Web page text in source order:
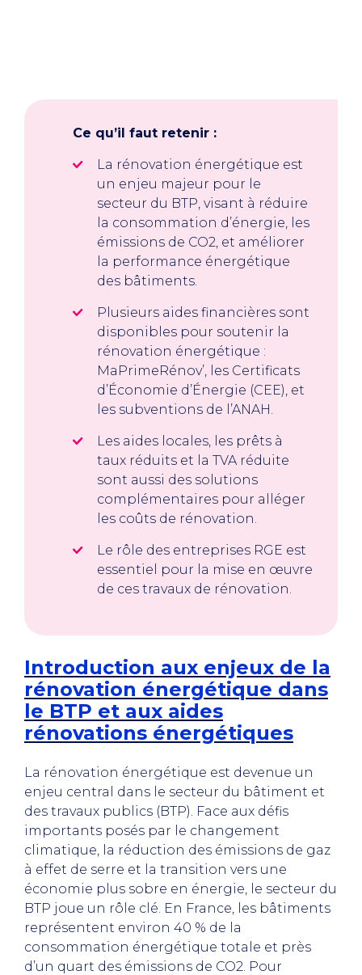
Ce qu’il faut retenir :
La rénovation énergétique est
un enjeu majeur pour le
secteur du BTP, visant à réduire
la consommation d’énergie, les
émissions de CO2, et améliorer
la performance énergétique
des bâtiments.
Plusieurs aides financières sont
disponibles pour soutenir la
rénovation énergétique :
MaPrimeRénov’, les Certificats
d’Économie d’Énergie (CEE), et
les subventions de l’ANAH.
Les aides locales, les prêts à
taux réduits et la TVA réduite
sont aussi des solutions
complémentaires pour alléger
les coûts de rénovation.
Le rôle des entreprises RGE est
essentiel pour la mise en œuvre
de ces travaux de rénovation.
Introduction aux enjeux de la
rénovation énergétique dans
le BTP et aux aides
rénovations énergétiques
La rénovation énergétique est devenue un
enjeu central dans le secteur du bâtiment et
des travaux publics (BTP). Face aux défis
importants posés par le changement
climatique, la réduction des émissions de gaz
à effet de serre et la transition vers une
économie plus sobre en énergie, le secteur du
BTP joue un rôle clé. En France, les bâtiments
représentent environ 40 % de la
consommation énergétique totale et près
d’un quart des émissions de CO2. Pour